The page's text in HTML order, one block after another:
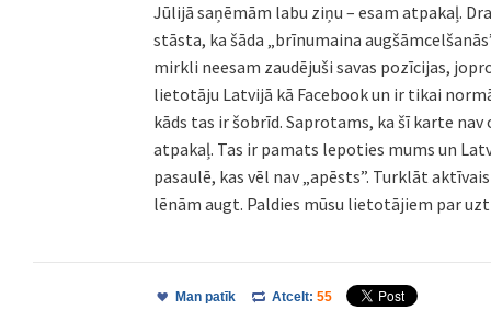
Jūlijā saņēmām labu ziņu – esam atpakaļ.
stāsta, ka šāda „brīnumaina
mirkli neesam zaudējuši savas pozīcijas,
lietotāju Latvijā kā Facebook un ir tikai
kāds tas ir šobrīd. Saprotams, ka šī karte
atpakaļ. Tas ir pamats lepoties mums un
pasaulē, kas vēl nav „apēsts”. Turklāt
lēnām augt. Paldies mūsu lietotājiem par
Man patīk Atcelt: 55